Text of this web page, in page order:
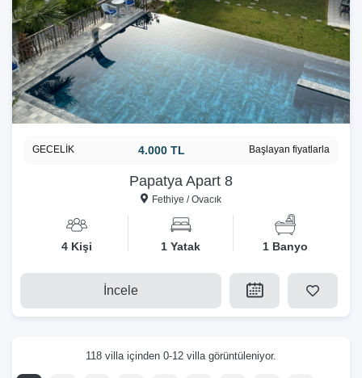
Papatya Apart 8
Fethiye / Ovacık
GECELİK 4.000 TL Başlayan fiyatlarla
4 Kişi 1 Yatak 1 Banyo
İncele
118 villa içinden 0-12 villa görüntüleniyor.